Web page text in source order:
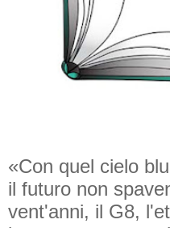
«Con quel cielo
il futuro non
vent'anni, il G8,